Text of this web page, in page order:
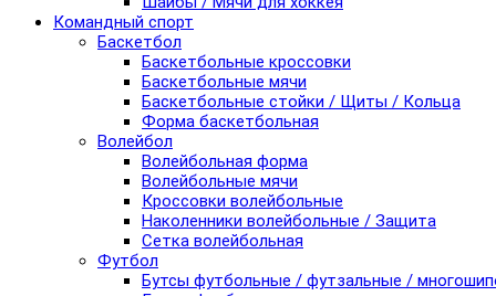
Командный спорт
Баскетбол
Баскетбольные кроссовки
Баскетбольные мячи
Баскетбольные стойки / Щиты / Кольца
Форма баскетбольная
Волейбол
Волейбольная форма
Волейбольные мячи
Кроссовки волейбольные
Наколенники волейбольные / Защита
Сетка волейбольная
Футбол
Бутсы футбольные / футзальные /